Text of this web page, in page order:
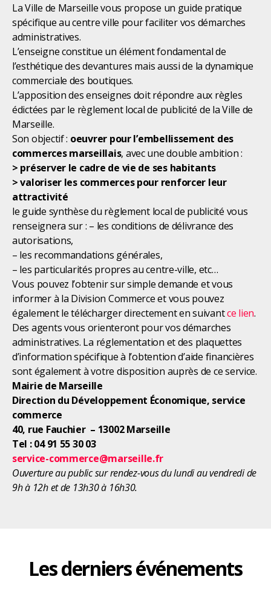
La Ville de Marseille vous propose un guide pratique
spécifique au centre ville pour faciliter vos démarches
administratives.
L’enseigne constitue un élément fondamental de
l’esthétique des devantures mais aussi de la dynamique
commerciale des boutiques.
L’apposition des enseignes doit répondre aux règles
édictées par le règlement local de publicité de la Ville de
Marseille.
Son objectif : oeuvrer pour l’embellissement des
commerces marseillais, avec une double ambition :
> préserver le cadre de vie de ses habitants
> valoriser les commerces pour renforcer leur
attractivité
le guide synthèse du règlement local de publicité vous
renseignera sur : – les conditions de délivrance des
autorisations,
– les recommandations générales,
– les particularités propres au centre-ville, etc…
Vous pouvez l’obtenir sur simple demande et vous
informer à la Division Commerce et vous pouvez
également le télécharger directement en suivantce lien.
Des agents vous orienteront pour vos démarches
administratives. La réglementation et des plaquettes
d’information spécifique à l’obtention d’aide financières
sont également à votre disposition auprès de ce service.
Mairie de Marseille
Direction du Développement Économique, service
commerce
40, rue Fauchier – 13002 Marseille
Tel : 04 91 55 30 03
service-commerce@marseille.fr
Ouverture au public sur rendez-vous du lundi au vendredi de
9h à 12h et de 13h30 à 16h30.
Les derniers événements